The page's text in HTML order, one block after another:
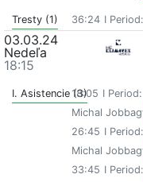
Tresty (1) 36:24 I
03.03.24
Nedeľa
18:15
I. Asistencie (3)
18:05 I
Michal
26:45 I
Michal
33:45 I